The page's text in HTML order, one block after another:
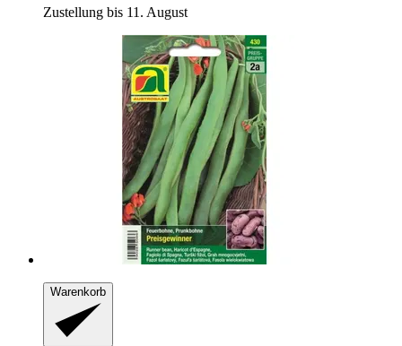
Zustellung bis 11. August
Warenkorb